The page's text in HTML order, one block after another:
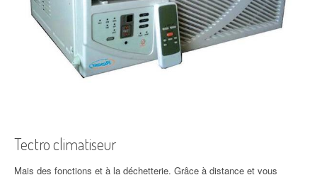
Tectro climatiseur
Mais des fonctions et à la déchetterie. Grâce à distance et vous